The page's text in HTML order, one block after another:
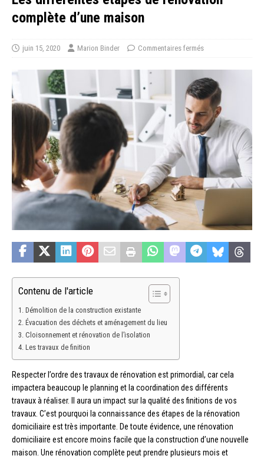
complète d’une maison
juin 15, 2020 Marion Binder Commentaires fermés
Contenu de l'article
Démolition de la construction existante
Évacuation des déchets et aménagement du lieu
Cloisonnement et rénovation de l’isolation
Les travaux de finition
Respecter l’ordre des travaux de rénovation est primordial, car cela
impactera beaucoup le planning et la coordination des différents
travaux à réaliser. Il aura un impact sur la qualité des finitions de vos
travaux. C’est pourquoi la connaissance des étapes de la rénovation
domiciliaire est très importante. De toute évidence, une rénovation
domiciliaire est encore moins facile que la construction d’une nouvelle
maison. Une rénovation complète peut prendre plusieurs mois et